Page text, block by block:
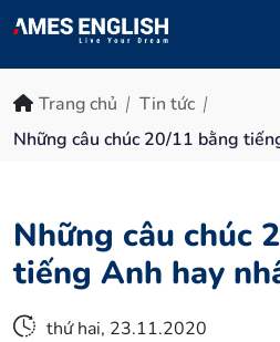
Trang chủ
Tin tức
Những câu chúc 20/11 bằng
Những câu chúc
tiếng Anh hay
thứ hai, 23.11.2020